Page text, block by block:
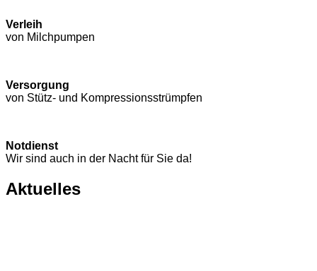
Verleih
von Milchpumpen
Versorgung
von Stütz- und Kompressions­strümpfen
Notdienst
Wir sind auch in der Nacht für Sie da!
Aktuelles